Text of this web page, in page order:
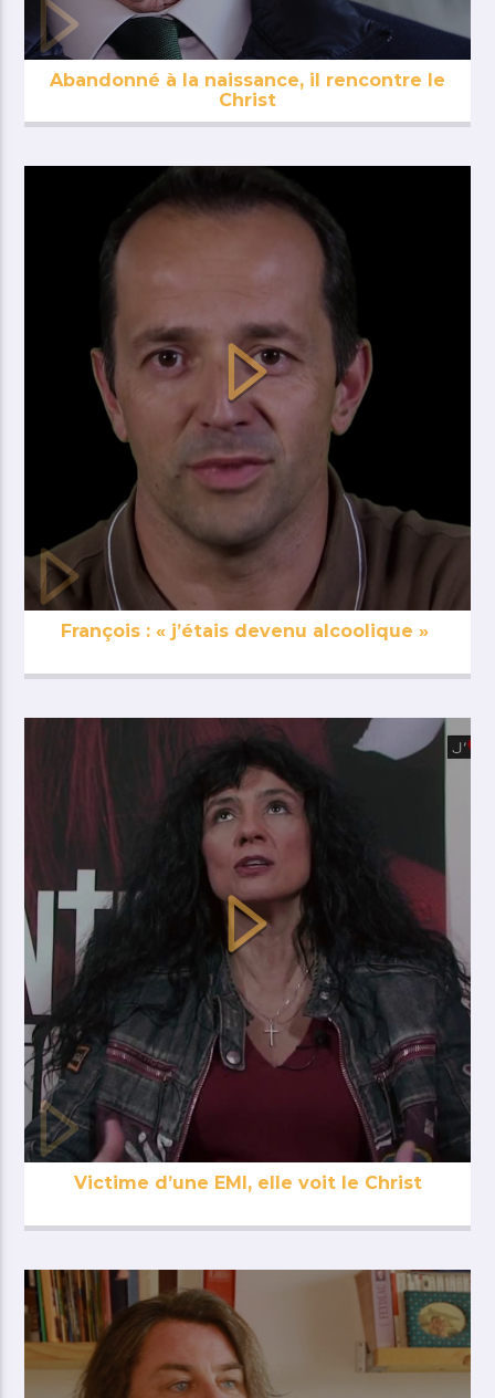
Abandonné à la naissance, il rencontre le
Christ
François : « j’étais devenu alcoolique »
Victime d’une EMI, elle voit le Christ